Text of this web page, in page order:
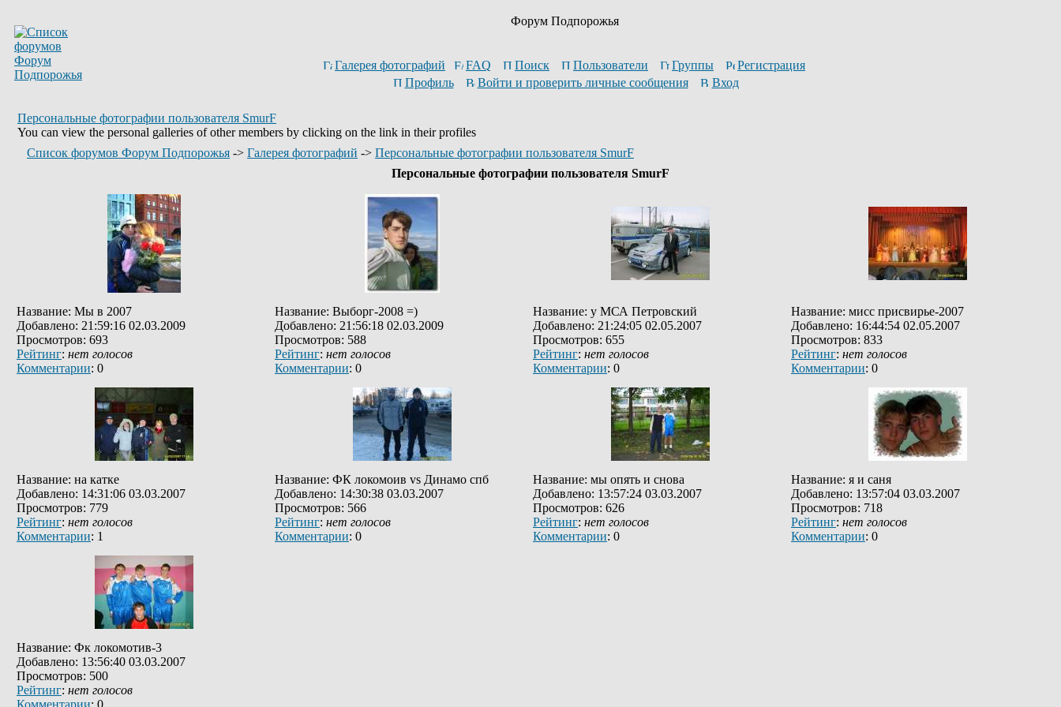
Форум Подпорожья
Галерея фотографий FAQ Поиск Пользователи Группы
Регистрация
Профиль
Войти и проверить личные сообщения Вход
Персональные фотографии пользователя SmurF
You can view the personal galleries of other members by clicking on the link in their profiles
Список форумов Форум Подпорожья -> Галерея фотографий -> Персональные фотографии пользователя SmurF
Персональные фотографии пользователя SmurF
Название: Мы в 2007
Добавлено: 21:59:16 02.03.2009
Просмотров: 693
Рейтинг: нет голосов
Комментарии: 0
Название: Выборг-2008 =)
Добавлено: 21:56:18 02.03.2009
Просмотров: 588
Рейтинг: нет голосов
Комментарии: 0
Название: у МСА Петровский
Добавлено: 21:24:05 02.05.2007
Просмотров: 655
Рейтинг: нет голосов
Комментарии: 0
Название: мисс присвирье-2007
Добавлено: 16:44:54 02.05.2007
Просмотров: 833
Рейтинг: нет голосов
Комментарии: 0
Название: на катке
Добавлено: 14:31:06 03.03.2007
Просмотров: 779
Рейтинг: нет голосов
Комментарии: 1
Название: ФК локомоив vs Динамо спб
Добавлено: 14:30:38 03.03.2007
Просмотров: 566
Рейтинг: нет голосов
Комментарии: 0
Название: мы опять и снова
Добавлено: 13:57:24 03.03.2007
Просмотров: 626
Рейтинг: нет голосов
Комментарии: 0
Название: я и саня
Добавлено: 13:57:04 03.03.2007
Просмотров: 718
Рейтинг: нет голосов
Комментарии: 0
Название: Фк локомотив-3
Добавлено: 13:56:40 03.03.2007
Просмотров: 500
Рейтинг: нет голосов
Комментарии: 0